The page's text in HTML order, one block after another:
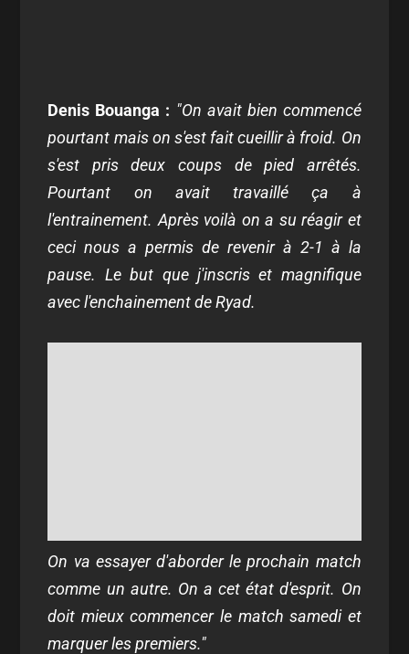
Denis Bouanga : "On avait bien commencé
pourtant mais on s'est fait cueillir à froid. On
s'est pris deux coups de pied arrêtés.
Pourtant on avait travaillé ça à
l'entrainement. Après voilà on a su réagir et
ceci nous a permis de revenir à 2-1 à la
pause. Le but que j'inscris et magnifique
avec l'enchainement de Ryad.
On va essayer d'aborder le prochain match
comme un autre. On a cet état d'esprit. On
doit mieux commencer le match samedi et
marquer les premiers."